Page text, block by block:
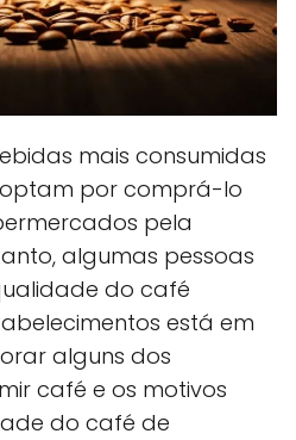
mais consumidas
por comprá-lo
pela
algumas pessoas
do café
está em
alguns dos
café e os motivos
do café de